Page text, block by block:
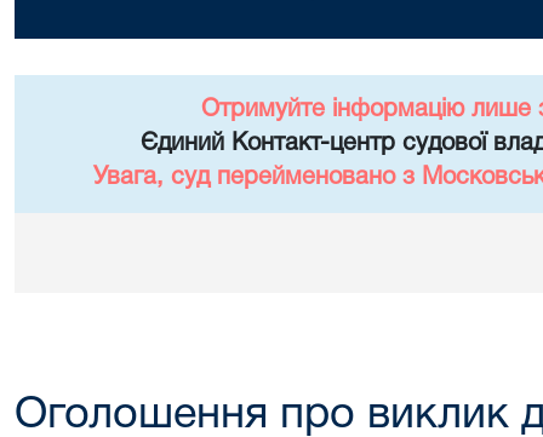
Отримуйте інформацію лише
Єдиний Контакт-центр судової
Увага, суд перейменовано з
Оголошення про виклик